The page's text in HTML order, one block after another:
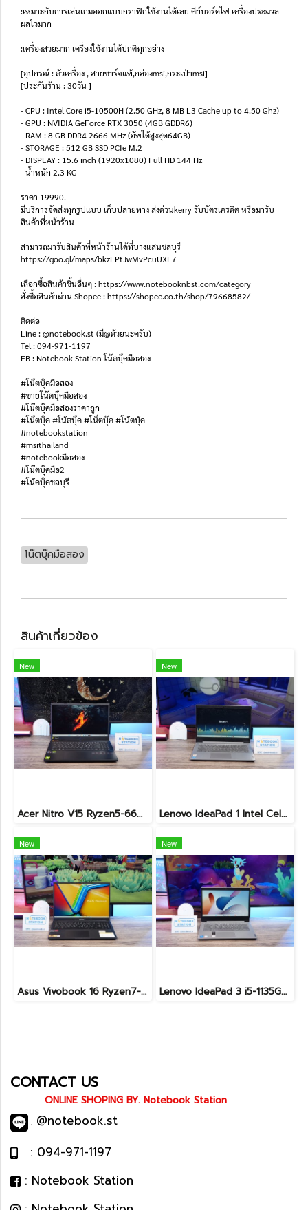
:เหมาะกับการเล่นเกมออกแบบกราฟิกใช้งานได้เลย คีย์บอร์ดไฟ เครื่องประมวล
ผลไวมาก
:เครื่องสวยมาก เครื่องใช้งานได้ปกติทุกอย่าง
[อุปกรณ์ : ตัวเครื่อง , สายชาร์จแท้,กล่องmsi,กระเป๋าmsi]
[ประกันร้าน : 30วัน ]
- CPU : Intel Core i5-10500H (2.50 GHz, 8 MB L3 Cache up to 4.50 Ghz)
- GPU : NVIDIA GeForce RTX 3050 (4GB GDDR6)
- RAM : 8 GB DDR4 2666 MHz (อัพได้สูงสุด64GB)
- STORAGE : 512 GB SSD PCIe M.2
- DISPLAY : 15.6 inch (1920x1080) Full HD 144 Hz
- น้ำหนัก 2.3 KG
ราคา 19990.-
มีบริการจัดส่งทุกรูปแบบ เก็บปลายทาง ส่งด่วนkerry รับบัตรเครดิต หรือมารับ
สินค้าที่หน้าร้าน
สามารถมารับสินค้าที่หน้าร้านได้ที่บางแสนชลบุรี
https://goo.gl/maps/bkzLPtJwMvPcuUXF7
เลือกซื้อสินค้าชิ้นอื่นๆ : https://www.notebooknbst.com/category
สั่งซื้อสินค้าผ่าน Shopee : https://shopee.co.th/shop/79668582/
ติดต่อ
Line : @notebook.st (มี@ด้วยนะครับ)
Tel : 094-971-1197
FB : Notebook Station โน๊ตบุ๊คมือสอง
#โน๊ตบุ๊คมือสอง
#ขายโน๊ตบุ๊คมือสอง
#โน๊ตบุ๊คมือสองราคาถูก
#โน๊ตบุ๊ค #โน้ตบุ๊ค #โน็ตบุ๊ค #โน้ตบุ้ค
#notebookstation
#msithailand
#notebookมือสอง
#โน๊ตบุ๊คมือ2
#โน้คบุ๊คชลบุรี
โน๊ตบุ๊คมือสอง
สินค้าเกี่ยวข้อง
New
Acer Nitro V15 Ryzen5-6600H RTX2050(4GB) RAM16 512GB SSD จอ15.6นิ้ว FHD 165Hz sRGB100% เกมมิ่งรุ่นใหม่ ดีไซน์เครื่องบาง สวยเท่ดูทันสมัย มีประกันศูนย์2028 ราคาสุดคุ้มเพียง 17,990.-
New
Lenovo IdeaPad 1 Intel Celeron N4020 Ram4 SSD256GB จอ14.0 HD หน้าจอเล็กเหมาะแก่การพกพา ใช้งานทั่วไป ราคาถูกมาก เพียง 3,900.- พร้อมใช้งาน(สินค้ามีตำหนิขายถูกประกันร้าน7วัน)
New
Asus Vivobook 16 Ryzen7-7730U Ram16 SSD512 จอ16นิ้ว WUXGA IPS สเปคสูงทำงานเก่ง จอใหญ่ภาพสวย พร้อมแป้นตัวเลขแยก เครื่องมีประกันศูนย์พร้อมใช้งานเพียง 12,990.-
New
Lenovo IdeaPad 3 i5-1135G7 Ram8 SSD512 จอ15.6 FHD สเปคดี ใช้งานทั่วไป แป้นตัวเลขแยก ราคา 8,990 .-
CONTACT US
ONLINE SHOPING BY. Notebook Station
: @notebook.st
: 094-971-1197
: Notebook Station